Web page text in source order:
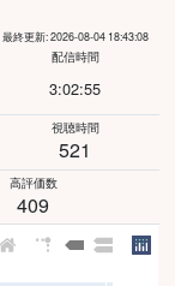
最終更新: 2026-08-04 18:43:08
配信時間
3:02:55
視聴時間
521
高評価数
409